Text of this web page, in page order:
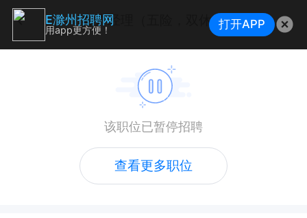
客户经理（五险，双休）
该职位已暂停招聘
查看更多职位
E滁州招聘网
用app更方便！ 打开APP